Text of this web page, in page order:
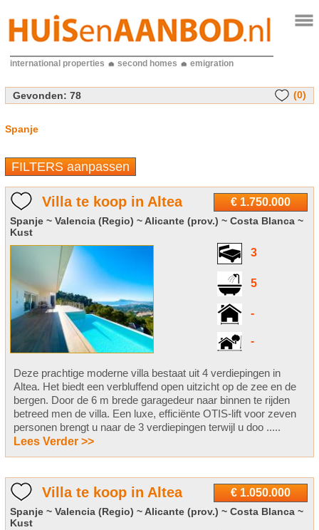
international properties second homes emigration
Gevonden: 78 (0)
Spanje
FILTERS aanpassen
€ 1.750.000
Villa te koop in Altea
Spanje ~ Valencia (Regio) ~ Alicante (prov.) ~ Costa Blanca ~
Kust
3
5
-
-
Deze prachtige moderne villa bestaat uit 4 verdiepingen in
Altea. Het biedt een verbluffend open uitzicht op de zee en de
bergen. Door de 6 m brede garagedeur naar binnen te rijden
betreed men de villa. Een luxe, efficiënte OTIS-lift voor zeven
personen brengt u naar de 3 verdiepingen terwijl u doo .....
Lees Verder >>
€ 1.050.000
Villa te koop in Altea
Spanje ~ Valencia (Regio) ~ Alicante (prov.) ~ Costa Blanca ~
Kust